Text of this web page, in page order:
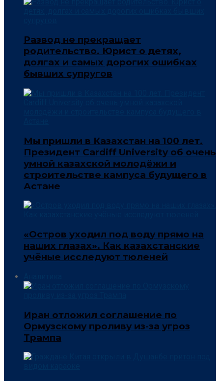
Развод не прекращает
родительство. Юрист о детях,
долгах и самых дорогих ошибках
бывших супругов
Мы пришли в Казахстан на 100 лет.
Президент Cardiff University об очень
умной казахской молодёжи и
строительстве кампуса будущего в
Астане
«Остров уходил под воду прямо на
наших глазах». Как казахстанские
учёные исследуют тюленей
Иран отложил соглашение по
Ормузскому проливу из-за угроз
Трампа